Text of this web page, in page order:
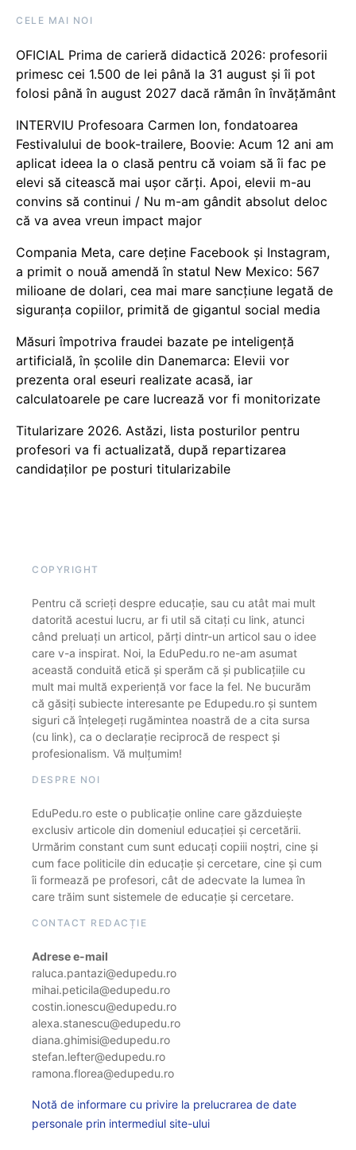
CELE MAI NOI
OFICIAL Prima de carieră didactică 2026: profesorii
primesc cei 1.500 de lei până la 31 august și îi pot
folosi până în august 2027 dacă rămân în învățământ
INTERVIU Profesoara Carmen Ion, fondatoarea
Festivalului de book-trailere, Boovie: Acum 12 ani am
aplicat ideea la o clasă pentru că voiam să îi fac pe
elevi să citească mai ușor cărți. Apoi, elevii m-au
convins să continui / Nu m-am gândit absolut deloc
că va avea vreun impact major
Compania Meta, care deține Facebook și Instagram,
a primit o nouă amendă în statul New Mexico: 567
milioane de dolari, cea mai mare sancțiune legată de
siguranța copiilor, primită de gigantul social media
Măsuri împotriva fraudei bazate pe inteligență
artificială, în școlile din Danemarca: Elevii vor
prezenta oral eseuri realizate acasă, iar
calculatoarele pe care lucrează vor fi monitorizate
Titularizare 2026. Astăzi, lista posturilor pentru
profesori va fi actualizată, după repartizarea
candidaților pe posturi titularizabile
COPYRIGHT
Pentru că scrieți despre educație, sau cu atât mai mult
datorită acestui lucru, ar fi util să citați cu link, atunci
când preluați un articol, părți dintr-un articol sau o idee
care v-a inspirat. Noi, la EduPedu.ro ne-am asumat
această conduită etică și sperăm că și publicațiile cu
mult mai multă experiență vor face la fel. Ne bucurăm
că găsiți subiecte interesante pe Edupedu.ro și suntem
siguri că înțelegeți rugămintea noastră de a cita sursa
(cu link), ca o declarație reciprocă de respect și
profesionalism. Vă mulțumim!
DESPRE NOI
EduPedu.ro este o publicație online care găzduiește
exclusiv articole din domeniul educației și cercetării.
Urmărim constant cum sunt educați copiii noștri, cine și
cum face politicile din educație și cercetare, cine și cum
îi formează pe profesori, cât de adecvate la lumea în
care trăim sunt sistemele de educație și cercetare.
CONTACT REDACȚIE
Adrese e-mail
raluca.pantazi@edupedu.ro
mihai.peticila@edupedu.ro
costin.ionescu@edupedu.ro
alexa.stanescu@edupedu.ro
diana.ghimisi@edupedu.ro
stefan.lefter@edupedu.ro
ramona.florea@edupedu.ro
Notă de informare cu privire la prelucrarea de date
personale prin intermediul site-ului